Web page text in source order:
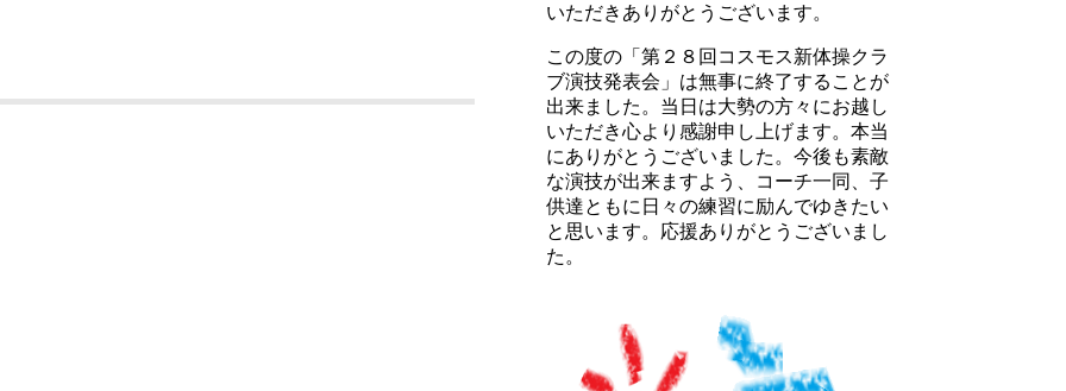
いただきありがとうございます。
この度の「第２８回コスモス新体操クラ
ブ演技発表会」は無事に終了することが
出来ました。当日は大勢の方々にお越し
いただき心より感謝申し上げます。本当
にありがとうございました。今後も素敵
な演技が出来ますよう、コーチ一同、子
供達ともに日々の練習に励んでゆきたい
と思います。応援ありがとうございまし
た。